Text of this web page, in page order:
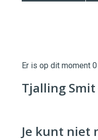
Digital
9654
Er is op dit moment
Tjalling Smit
Je kunt niet